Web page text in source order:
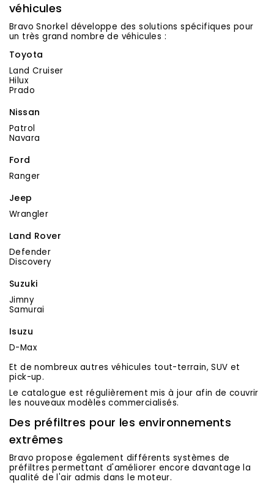
véhicules
Bravo Snorkel développe des solutions spécifiques pour
un très grand nombre de véhicules :
Toyota
Land Cruiser
Hilux
Prado
Nissan
Patrol
Navara
Ford
Ranger
Jeep
Wrangler
Land Rover
Defender
Discovery
Suzuki
Jimny
Samurai
Isuzu
D-Max
Et de nombreux autres véhicules tout-terrain, SUV et
pick-up.
Le catalogue est régulièrement mis à jour afin de couvrir
les nouveaux modèles commercialisés.
Des préfiltres pour les environnements
extrêmes
Bravo propose également différents systèmes de
préfiltres permettant d'améliorer encore davantage la
qualité de l'air admis dans le moteur.